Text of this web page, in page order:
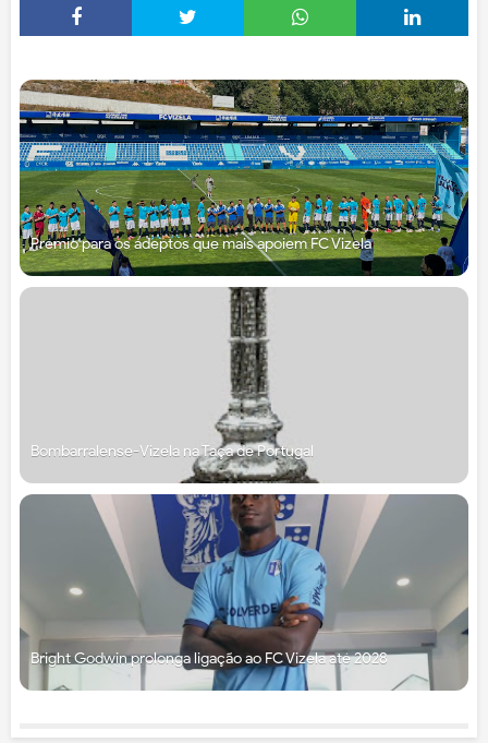
Prémio para os adeptos que mais apoiem FC Vizela
Bombarralense-Vizela na Taça de Portugal
Bright Godwin prolonga ligação ao FC Vizela até 2028